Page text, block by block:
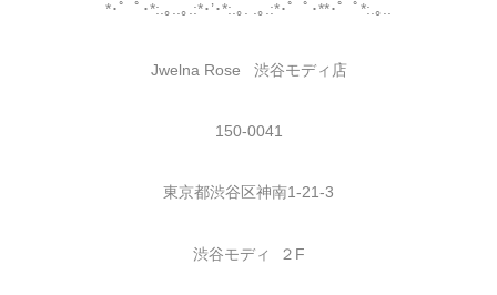
*･゜ﾟ･*:.｡..｡.:*･’･*:.｡. .｡.:*･゜ﾟ･**･゜ﾟ*:.｡..
Jwelna Rose 渋谷モディ店
150-0041
東京都渋谷区神南1-21-3
渋谷モディ ２F